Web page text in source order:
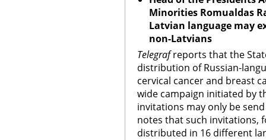
Minorities Romualdas
Latvian language may
non-Latvians
Telegrafreports that the
distribution of Russian-
cervical cancer and breast
wide campaign initiated by
invitations may only be
notes that such invitations,
distributed in 16 different